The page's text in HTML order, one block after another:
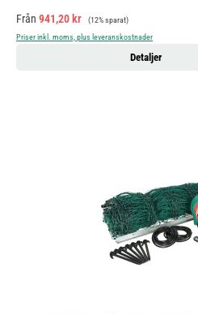
Försäljningspris:
Från 941,20 kr Ordinarie pris:
(12% sparat)
Priser inkl. moms, plus leveranskostnader
Detaljer